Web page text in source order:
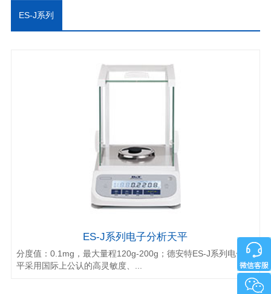
ES-J系列
ES-J系列电子分析天平
分度值：0.1mg，最大量程120g-200g；德安特ES-J系列电子天
平采用国际上公认的高灵敏度、...